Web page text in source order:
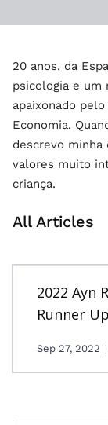
20 anos, da
psicologia e um
apaixonado
Economia.
descrevo minha
valores muito
criança.
All Articles
2022 Ayn
Runner
Sep 27, 2022 |